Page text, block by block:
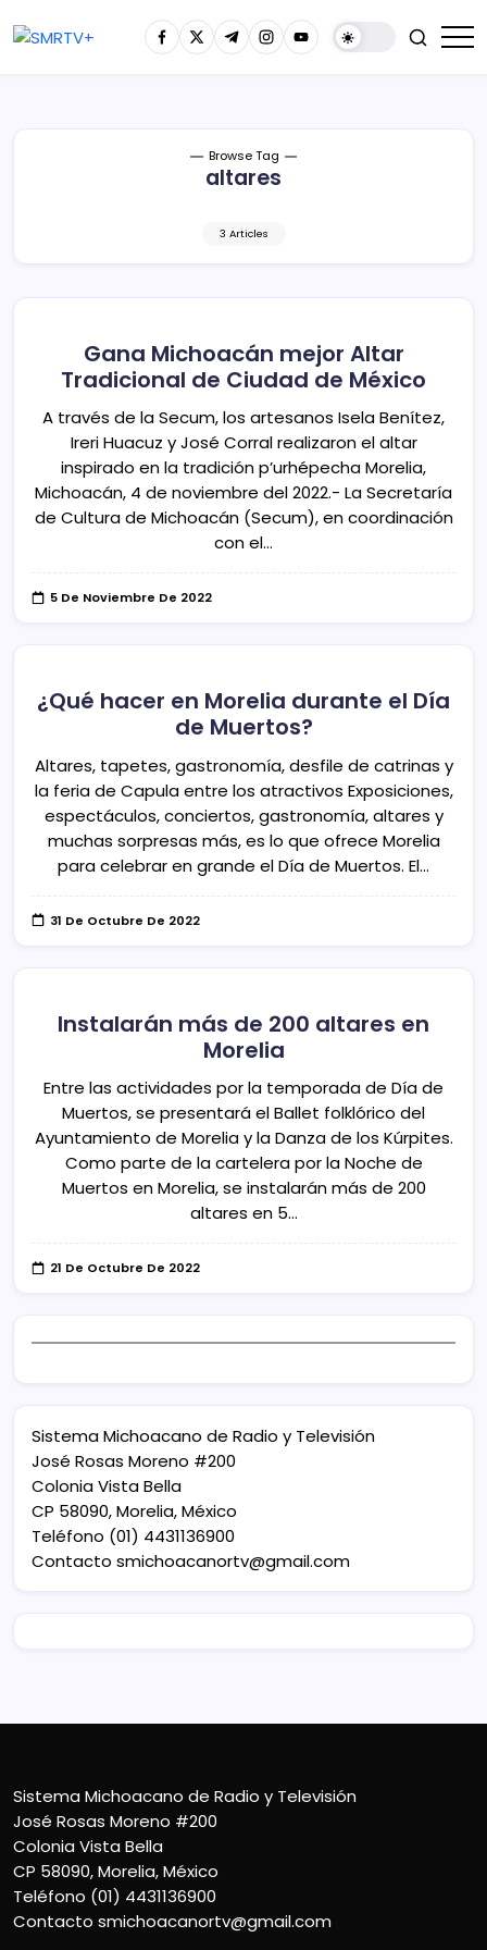
Browse Tag
altares
3 Articles
Gana Michoacán mejor Altar
Tradicional de Ciudad de México
A través de la Secum, los artesanos Isela Benítez,
Ireri Huacuz y José Corral realizaron el altar
inspirado en la tradición p’urhépecha Morelia,
Michoacán, 4 de noviembre del 2022.- La Secretaría
de Cultura de Michoacán (Secum), en coordinación
con el…
5 De Noviembre De 2022
¿Qué hacer en Morelia durante el Día
de Muertos?
Altares, tapetes, gastronomía, desfile de catrinas y
la feria de Capula entre los atractivos Exposiciones,
espectáculos, conciertos, gastronomía, altares y
muchas sorpresas más, es lo que ofrece Morelia
para celebrar en grande el Día de Muertos. El…
31 De Octubre De 2022
Instalarán más de 200 altares en
Morelia
Entre las actividades por la temporada de Día de
Muertos, se presentará el Ballet folklórico del
Ayuntamiento de Morelia y la Danza de los Kúrpites.
Como parte de la cartelera por la Noche de
Muertos en Morelia, se instalarán más de 200
altares en 5…
21 De Octubre De 2022
Sistema Michoacano de Radio y Televisión
José Rosas Moreno #200
Colonia Vista Bella
CP 58090, Morelia, México
Teléfono (01) 4431136900
Contacto smichoacanortv@gmail.com
Sistema Michoacano de Radio y Televisión
José Rosas Moreno #200
Colonia Vista Bella
CP 58090, Morelia, México
Teléfono (01) 4431136900
Contacto smichoacanortv@gmail.com